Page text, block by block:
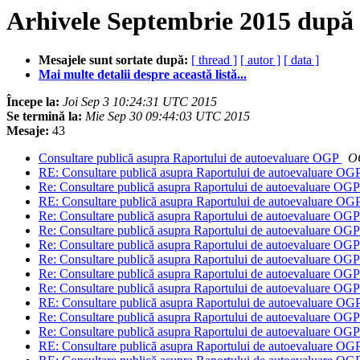
Arhivele Septembrie 2015 după
Mesajele sunt sortate după: [ thread ] [ autor ] [ data ]
Mai multe detalii despre această listă...
Începe la: Joi Sep 3 10:24:31 UTC 2015
Se termină la: Mie Sep 30 09:44:03 UTC 2015
Mesaje: 43
Consultare publică asupra Raportului de autoevaluare OGP
RE: Consultare publică asupra Raportului de autoevaluare
Re: Consultare publică asupra Raportului de autoevaluare
RE: Consultare publică asupra Raportului de autoevaluare
Re: Consultare publică asupra Raportului de autoevaluare
Re: Consultare publică asupra Raportului de autoevaluare
Re: Consultare publică asupra Raportului de autoevaluare
Re: Consultare publică asupra Raportului de autoevaluare
Re: Consultare publică asupra Raportului de autoevaluare
Re: Consultare publică asupra Raportului de autoevaluare
RE: Consultare publică asupra Raportului de autoevaluare
Re: Consultare publică asupra Raportului de autoevaluare
Re: Consultare publică asupra Raportului de autoevaluare
RE: Consultare publică asupra Raportului de autoevaluare